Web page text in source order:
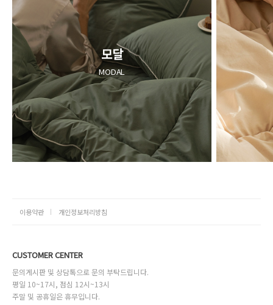
모달
MODAL
이용약관 개인정보처리방침
CUSTOMER CENTER
문의게시판 및 상담톡으로 문의 부탁드립니다.
평일 10~17시, 점심 12시~13시
주말 및 공휴일은 휴무입니다.